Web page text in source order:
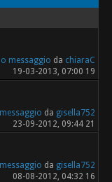
messaggio da chiaraC
19-03-2013, 07:00 19
da gisella752
23-09-2012, 09:44 21
da gisella752
08-08-2012, 04:32 16